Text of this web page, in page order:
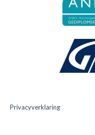
Privacyverklaring